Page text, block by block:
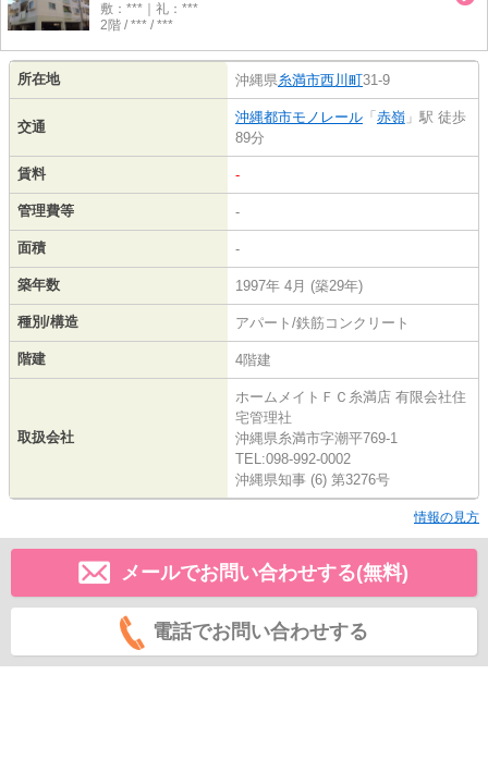
敷：***｜礼：***
2階 / *** / ***
所在地 沖縄県糸満市西川町31-9
交通
沖縄都市モノレール 「 赤嶺 」駅 徒歩
89分
賃料 -
管理費等 -
面積 -
築年数 1997年 4月 (築29年)
種別/構造 アパート/鉄筋コンクリート
階建 4階建
取扱会社
ホームメイトＦＣ糸満店 有限会社住
宅管理社
沖縄県糸満市字潮平769-1
TEL:098-992-0002
沖縄県知事 (6) 第3276号
情報の見方
メールでお問い合わせする(無料)
電話でお問い合わせする